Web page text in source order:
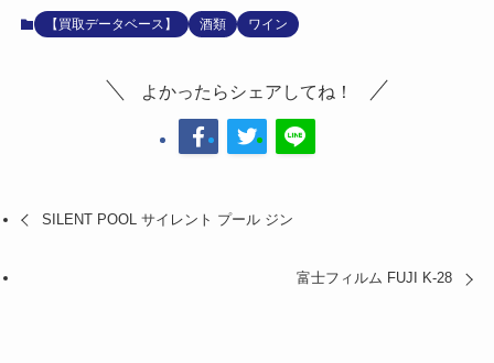
【買取データベース】 酒類 ワイン
よかったらシェアしてね！
SILENT POOL サイレント プール ジン
富士フィルム FUJI K-28